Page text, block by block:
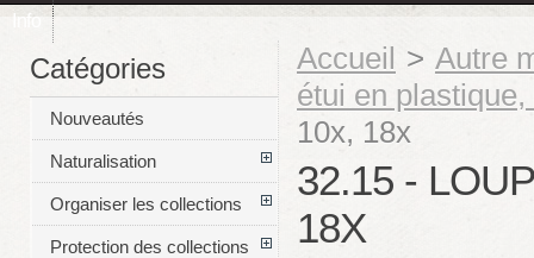
Info
Accueil > Autre
étui en
10x, 18x
32.15 -
18X
Catégories
Nouveautés
Naturalisation
Organiser les collections
Protection des collections